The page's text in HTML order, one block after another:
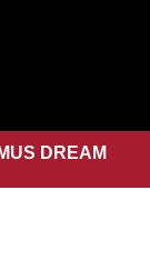
DREAM